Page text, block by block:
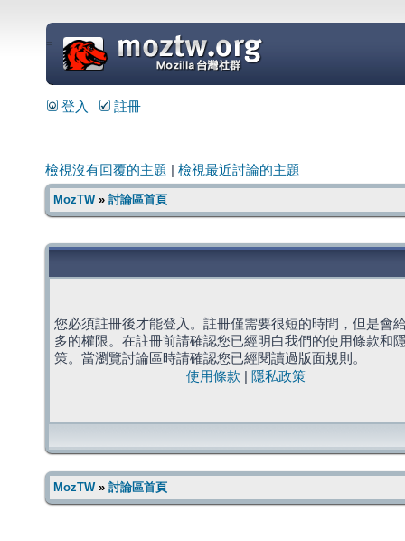
=
登入 註冊
檢視沒有回覆的主題 檢視最近討論的主題
MozTW» 討論區首頁
您必須註冊後才能登入。註冊僅需要很短的時間，但是會
多的權限。在註冊前請確認您已經明白我們的使用條款和
策。當瀏覽討論區時請確認您已經閱讀過版面規則。
使用條款
隱私政策
MozTW» 討論區首頁